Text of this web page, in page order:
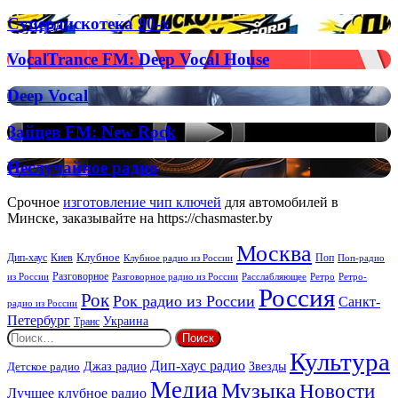
on
Radio
Супердискотека
90-
х
Супердискотека 90-х
VocalTrance
FM:
Deep
Vocal
House
VocalTrance FM: Deep Vocal House
Deep
Vocal
Deep Vocal
Зайцев
FM:
New
Rock
Зайцев FM: New Rock
Неслучайное
радио
Неслучайное радио
Срочное изготовление чип ключей для автомобилей в
Минске, заказывайте на https://chasmaster.by
Дип-хаус Киев Клубное Клубное радио из России Москва Поп Поп-радио
из России Разговорное Разговорное радио из России Расслабляющее Ретро Ретро-
радио из России Рок Рок радио из России Россия Санкт-
Петербург Транс Украина
Найти:
Детское радио Джаз радио Дип-хаус радио Звезды Культура
Лучшее клубное радио МедиаМузыкаНовости